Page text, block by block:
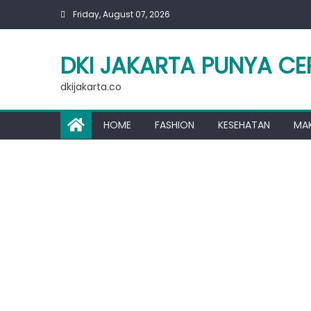
Friday, August 07, 2026
DKI JAKARTA PUNYA
dkijakarta.co
HOME FASHION KESEHATAN